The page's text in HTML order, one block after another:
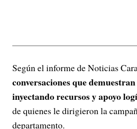
Según el informe de Noticias
conversaciones que
inyectando recursos y apoyo
de quienes le dirigieron la
departamento.